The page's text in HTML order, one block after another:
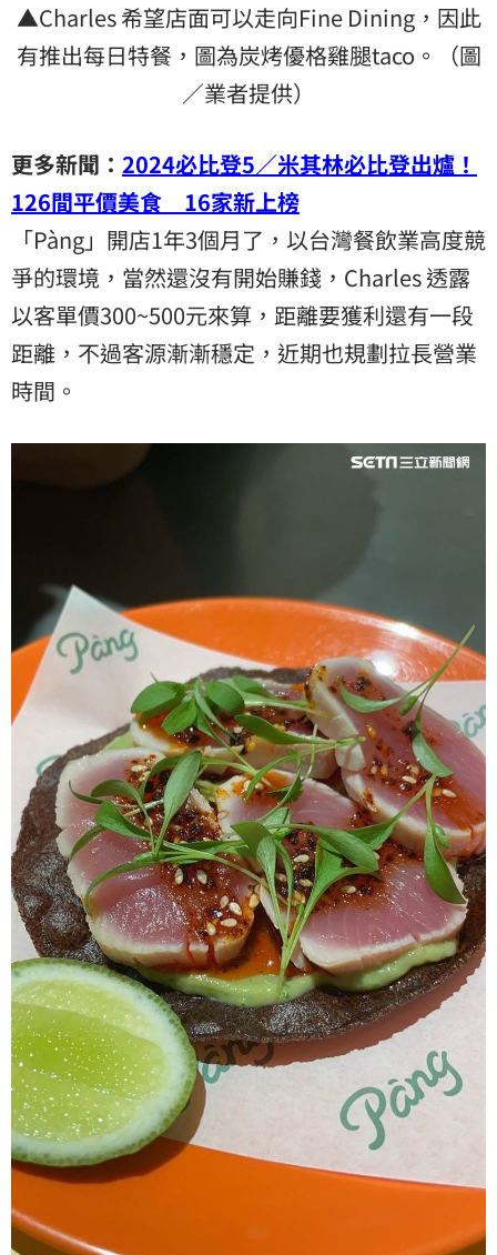
▲Charles 希望店面可以走向Fine Dining，因此
有推出每日特餐，圖為炭烤優格雞腿taco。（圖
／業者提供）
更多新聞： 2024必比登5／米其林必比登出爐！
126間平價美食 16家新上榜
「Pàng」開店1年3個月了，以台灣餐飲業高度競
爭的環境，當然還沒有開始賺錢，Charles 透露
以客單價300~500元來算，距離要獲利還有一段
距離，不過客源漸漸穩定，近期也規劃拉長營業
時間。